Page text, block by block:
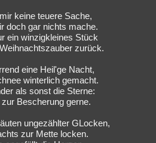
keine teuere Sache,
doch gar nichts mache.
ein winzigkleines Stück
zurück.
eine Heil'ge Nacht,
winterlich gemacht.
als sonst die Sterne:
Bescherung gerne.
ungezählter GLocken,
zur Mette locken.